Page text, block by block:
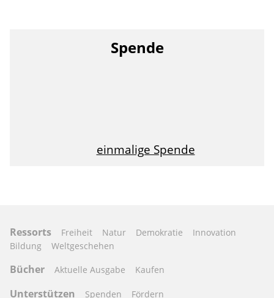
Spende
einmalige Spende
Ressorts Freiheit Natur Demokratie
Innovation
Bildung
Weltgeschehen
Bücher Aktuelle Ausgabe Kaufen
Unterstützen Spenden Fördern